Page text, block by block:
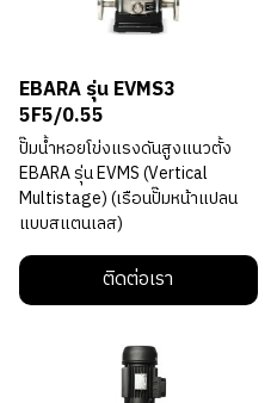
EBARA รุ่น EVMS3
5F5/0.55
ปั๊มนํ้าหอยโข่งแรงดันสูงแนวตั้ง
EBARA รุ่น EVMS (Vertical
Multistage) (เรือนปั๊มหน้าแปลน
แบบสแตนเลส)
ติดต่อเรา